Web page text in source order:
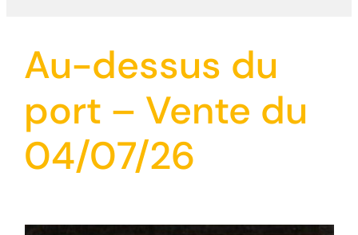
Au-dessus du
port – Vente du
04/07/26